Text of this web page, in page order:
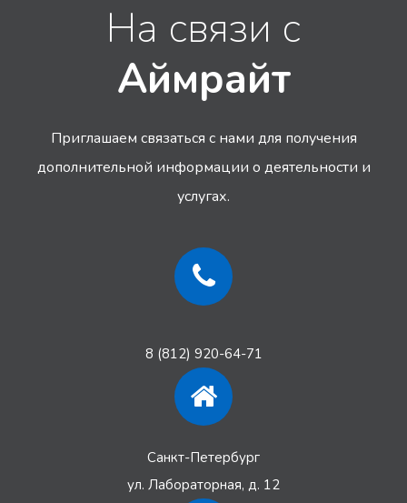
На связи с
Аймрайт
Приглашаем связаться с нами для получения
дополнительной информации о деятельности и
услугах.
8 (812) 920-64-71
Санкт-Петербург
ул. Лабораторная, д. 12